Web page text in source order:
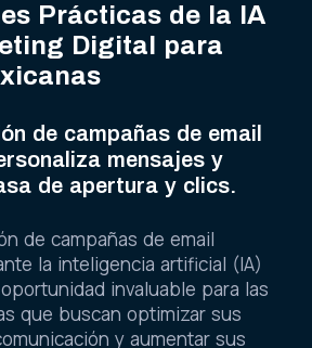
Prácticas de la IA
Digital para
de campañas de email
mensajes y
de apertura y clics.
de campañas de email
la inteligencia artificial (IA)
invaluable para las
que buscan optimizar sus
y aumentar sus